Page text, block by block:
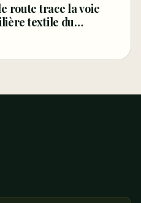
route trace la voie
textile du
d’ici 2035